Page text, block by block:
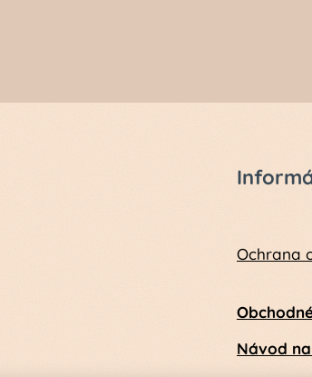
Ochrana
Návod